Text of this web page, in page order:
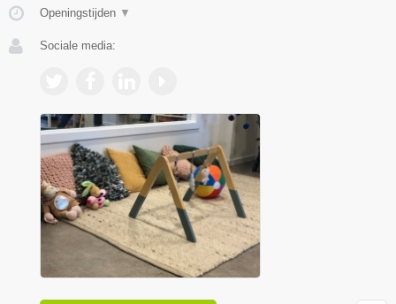
Openingstijden ▼
Sociale media: